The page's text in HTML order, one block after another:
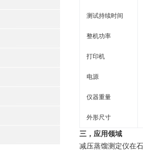
测试持续时间‌‌
整机功率
打印机
电源
仪器重量
外形尺寸
三，应用领域
减压蒸馏测定仪在